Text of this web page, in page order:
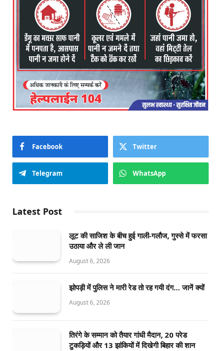
Facebook Twitter
Telegram WhatsApp
Latest Post
लूट की साजिश के बीच हुई गाली-गलौज, गुस्से में फरसा
उठाया और ले ली जान
August 6, 2026
झोपड़ी में पुलिस ने मारी रेड तो रह गयी दंग… जानें क्यों
August 6, 2026
तिरंगे के सम्मान को तैयार गांधी मैदान, 20 परेड
टुकड़ियों और 13 झांकियों में दिखेगी बिहार की शान